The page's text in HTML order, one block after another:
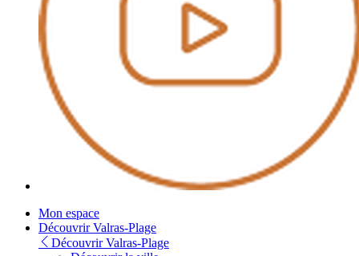
Mon espace
Découvrir Valras-Plage
Découvrir Valras-Plage